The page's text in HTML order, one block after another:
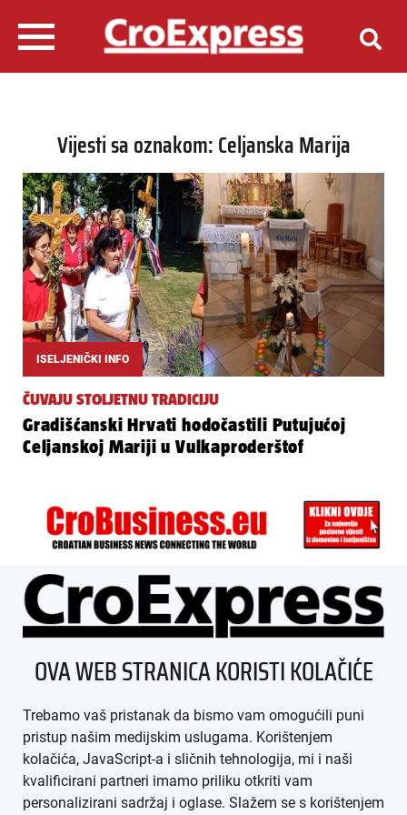
Vijesti sa oznakom: Celjanska Marija
ISELJENIČKI INFO
ČUVAJU STOLJETNU TRADICIJU
Gradišćanski Hrvati hodočastili Putujućoj
Celjanskoj Mariji u Vulkaproderštof
ÜBER UNS
IMPRESSUM
AGB
DATENSCHUTZ
OVA WEB STRANICA KORISTI KOLAČIĆE
Trebamo vaš pristanak da bismo vam omogućili puni
pristup našim medijskim uslugama. Korištenjem
kolačića, JavaScript-a i sličnih tehnologija, mi i naši
kvalificirani partneri imamo priliku otkriti vam
personalizirani sadržaj i oglase. Slažem se s korištenjem